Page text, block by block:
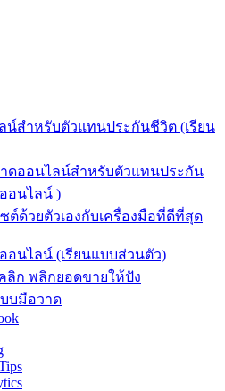
น์สำหรับตัวแทนประกันชีวิต (เรียน
ดออนไลน์สำหรับตัวแทนประกัน
อนไลน์ )
ต์ด้วยตัวเองกับเครื่องมือที่ดีที่สุด
อนไลน์ (เรียนแบบส่วนตัว)
ลิก พลิกยอดขายให้ปัง
บมือวาด